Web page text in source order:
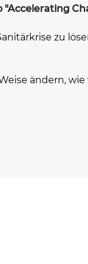
"Accelerating
zu
ändern, wie